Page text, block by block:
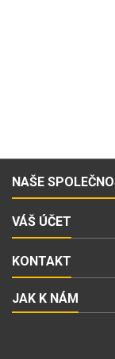
NAŠE
VÁŠ ÚČET
KONTAKT
JAK K NÁM